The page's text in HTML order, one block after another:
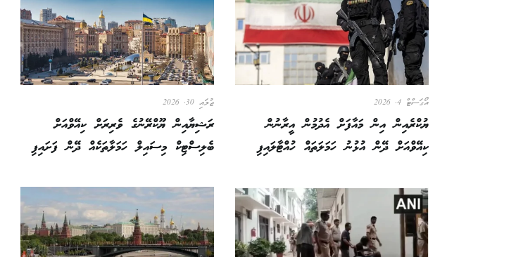
އޯގަސްޓް 4, 2026
ޔުކްރެއިން އިން މައާފަށް އެދުމުން އީރާނުން
ކިއޭވްއަށް ދޭން އުޅުނު ހަމަލަތައް ހުއްޓާލައިފި
ޖުލައި 30, 2026
ރަޝިޔާއިން ޔޫކްރޭނުގެ ވެރިރަށް ކިއޭވްއަށް
ބެލިސްޓިކް މިސައިލް ހަމަލާތަކެއް ދޭން ފަށައިފި